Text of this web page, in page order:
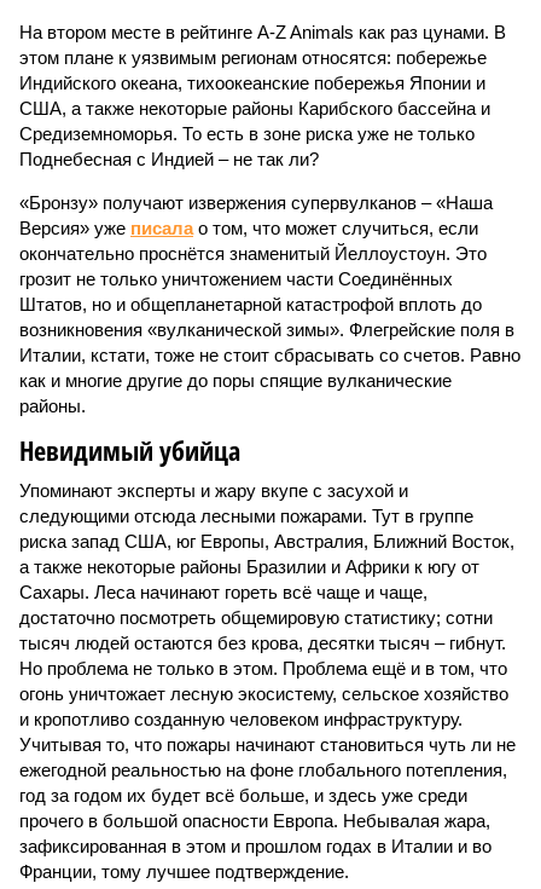
На втором месте в рейтинге A-Z Animals как раз цунами. В
этом плане к уязвимым регионам относятся: побережье
Индийского океана, тихо­океанские побережья Японии и
США, а также некоторые районы Карибского бассейна и
Средиземноморья. То есть в зоне риска уже не только
Поднебесная с Индией – не так ли?
«Бронзу» получают извержения супервулканов – «Наша
Версия» уже писалао том, что может случиться, если
окончательно проснётся знаменитый Йеллоустоун. Это
грозит не только уничтожением части Соединённых
Штатов, но и общепланетарной катастрофой вплоть до
возникновения «вулканической зимы». Флегрейские поля в
Италии, кстати, тоже не стоит сбрасывать со счетов. Равно
как и многие другие до поры спящие вулканические
районы.
Невидимый убийца
Упоминают эксперты и жару вкупе с засухой и
следующими отсюда лесными пожарами. Тут в группе
риска запад США, юг Европы, Австралия, Ближний Восток,
а также некоторые районы Бразилии и Африки к югу от
Сахары. Леса начинают гореть всё чаще и чаще,
достаточно посмотреть общемировую статистику; сотни
тысяч людей остаются без крова, десятки тысяч – гибнут.
Но проблема не только в этом. Проблема ещё и в том, что
огонь уничтожает лесную экосистему, сельское хозяйство
и кропотливо созданную человеком инфраструктуру.
Учитывая то, что пожары начинают становиться чуть ли не
ежегодной реальностью на фоне глобального потепления,
год за годом их будет всё больше, и здесь уже среди
прочего в большой опасности Европа. Небывалая жара,
зафиксированная в этом и прошлом годах в Италии и во
Франции, тому лучшее подтверждение.